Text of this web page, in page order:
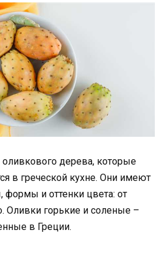
дерева, которые
в греческой кухне. Они имеют
и оттенки цвета: от
Оливки горькие и соленые –
в Греции.